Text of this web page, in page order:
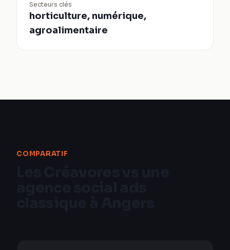
Secteurs clés
horticulture, numérique,
agroalimentaire
COMPARATIF